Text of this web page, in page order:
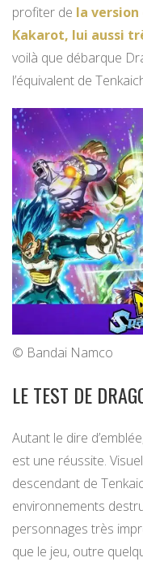
profiter de la
Kakarot, lui aussi
voilà que débarque
l’équivalent de
© Bandai Namco
LE TEST DE
Autant le dire
est une réussite.
descendant de
environnements
personnages très
que le jeu, outre